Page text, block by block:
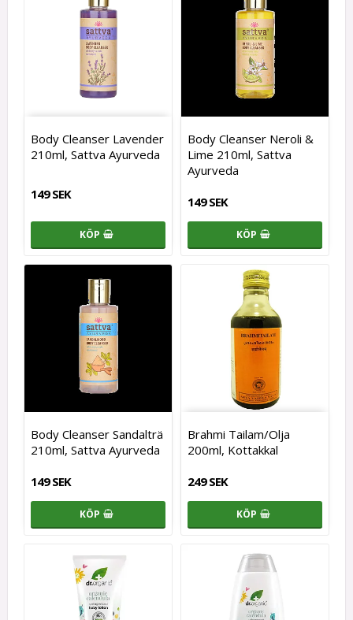
Body Cleanser Lavender
210ml, Sattva Ayurveda
149 SEK
KÖP
Body Cleanser Neroli &
Lime 210ml, Sattva
Ayurveda
149 SEK
KÖP
Body Cleanser Sandalträ
210ml, Sattva Ayurveda
149 SEK
KÖP
Brahmi Tailam/Olja
200ml, Kottakkal
249 SEK
KÖP